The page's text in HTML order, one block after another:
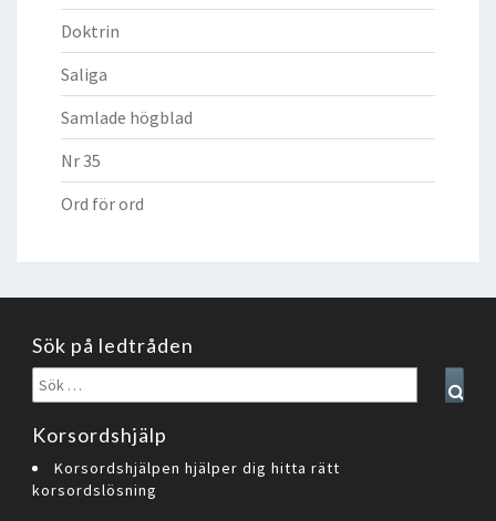
Doktrin
Saliga
Samlade högblad
Nr 35
Ord för ord
Sök på ledtråden
Sök
efter:
Korsordshjälp
Korsordshjälpen hjälper dig hitta rätt
korsordslösning